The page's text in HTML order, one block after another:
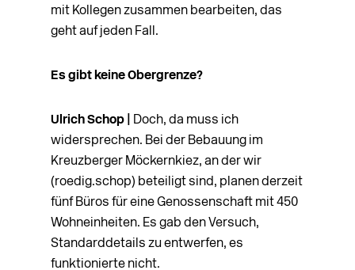
mit Kollegen zusammen bearbeiten, das
geht auf jeden Fall.
Es gibt keine Obergrenze?
Ulrich Schop |
Doch, da muss ich
widersprechen. Bei der Bebauung im
Kreuzberger Möckernkiez, an der wir
(roedig.schop) beteiligt sind, planen derzeit
fünf Büros für eine Genossenschaft mit 450
Wohneinheiten. Es gab den Versuch,
Standarddetails zu entwerfen, es
funktionierte nicht.